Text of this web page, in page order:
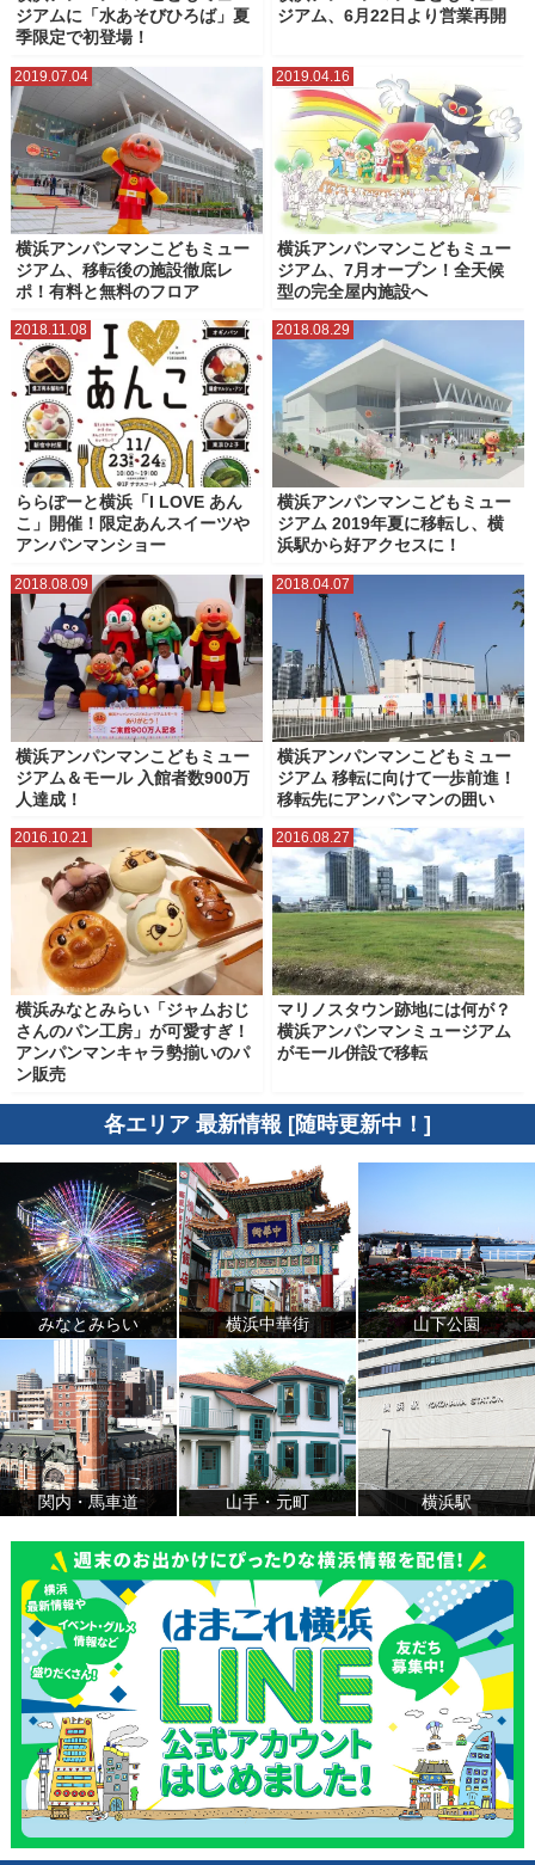
ジアムに「水あそびひろば」夏
季限定で初登場！
ジアム、6月22日より営業再開
2019.07.04
横浜アンパンマンこどもミュー
ジアム、移転後の施設徹底レ
ポ！有料と無料のフロア
2019.04.16
横浜アンパンマンこどもミュー
ジアム、7月オープン！全天候
型の完全屋内施設へ
2018.11.08
ららぽーと横浜「I LOVE あん
こ」開催！限定あんスイーツや
アンパンマンショー
2018.08.29
横浜アンパンマンこどもミュー
ジアム 2019年夏に移転し、横
浜駅から好アクセスに！
2018.08.09
横浜アンパンマンこどもミュー
ジアム＆モール 入館者数900万
人達成！
2018.04.07
横浜アンパンマンこどもミュー
ジアム 移転に向けて一歩前進！
移転先にアンパンマンの囲い
2016.10.21
横浜みなとみらい「ジャムおじ
さんのパン工房」が可愛すぎ！
アンパンマンキャラ勢揃いのパ
ン販売
2016.08.27
マリノスタウン跡地には何が？
横浜アンパンマンミュージアム
がモール併設で移転
各エリア 最新情報 [随時更新中！]
みなとみらい 横浜中華街 山下公園
関内・馬車道 山手・元町 横浜駅